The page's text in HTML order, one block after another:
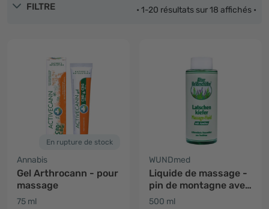
FILTRE • 1-20 résultats sur 18 affichés •
En rupture de stock
Annabis
Gel Arthrocann - pour
massage
75 ml
WUNDmed
Liquide de massage -
pin de montagne avec
arnica
500 ml